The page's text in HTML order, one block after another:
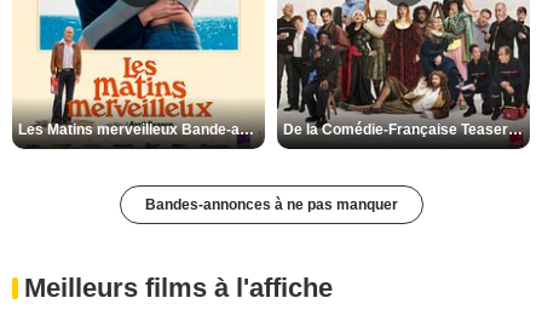
Les Matins merveilleux Bande-annonce VF De la Comédie-Française Teaser VF
Bandes-annonces à ne pas manquer
Meilleurs films à l'affiche